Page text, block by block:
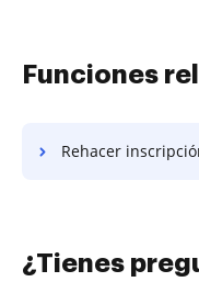
Funciones
Rehacer
¿Tienes